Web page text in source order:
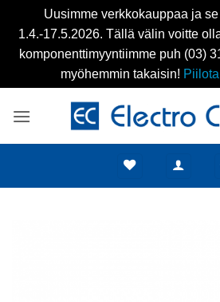
Uusimme verkkokauppaa ja
1.4.-17.5.2026. Tällä välin voitte
komponenttimyyntiimme puh (03)
myöhemmin takaisin!